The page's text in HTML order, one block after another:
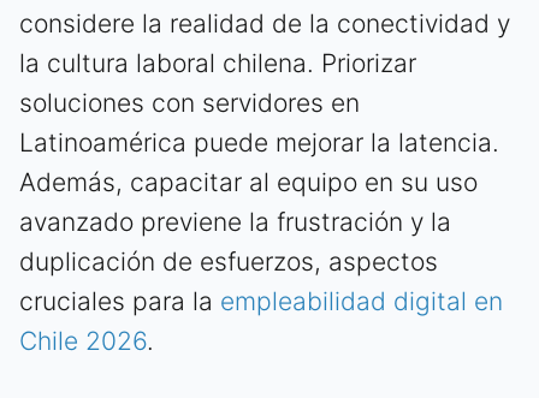
considere la realidad de la conectividad y
la cultura laboral chilena. Priorizar
soluciones con servidores en
Latinoamérica puede mejorar la latencia.
Además, capacitar al equipo en su uso
avanzado previene la frustración y la
duplicación de esfuerzos, aspectos
cruciales para la empleabilidad digital en
Chile 2026.